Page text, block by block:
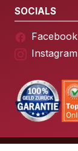
SOCIALS
Facebook
Instagram